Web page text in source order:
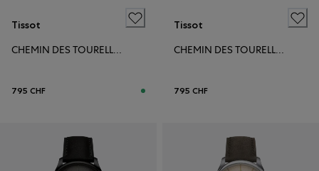
Tissot
CHEMIN DES TOURELLES POWERMATIC 80 42MM
795 CHF
Tissot
CHEMIN DES TOURELLES POWERMATIC 80 42MM
795 CHF